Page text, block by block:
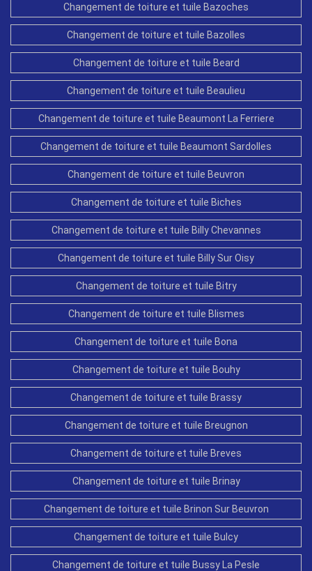
Changement de toiture et tuile Bazoches
Changement de toiture et tuile Bazolles
Changement de toiture et tuile Beard
Changement de toiture et tuile Beaulieu
Changement de toiture et tuile Beaumont La Ferriere
Changement de toiture et tuile Beaumont Sardolles
Changement de toiture et tuile Beuvron
Changement de toiture et tuile Biches
Changement de toiture et tuile Billy Chevannes
Changement de toiture et tuile Billy Sur Oisy
Changement de toiture et tuile Bitry
Changement de toiture et tuile Blismes
Changement de toiture et tuile Bona
Changement de toiture et tuile Bouhy
Changement de toiture et tuile Brassy
Changement de toiture et tuile Breugnon
Changement de toiture et tuile Breves
Changement de toiture et tuile Brinay
Changement de toiture et tuile Brinon Sur Beuvron
Changement de toiture et tuile Bulcy
Changement de toiture et tuile Bussy La Pesle